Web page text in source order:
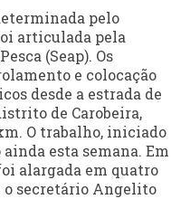
pelo
articulada pela
(Seap). Os
e colocação
desde a estrada de
de Carobeira,
O trabalho, iniciado
esta semana. Em
alargada em quatro
secretário Angelito